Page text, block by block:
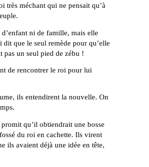
très méchant qui ne pensait qu’à
ni de famille, mais elle
que le seul remède pour qu’elle
pas un seul pied de zébu !
de rencontrer le roi pour lui
ils entendirent la nouvelle. On
qu’il obtiendrait une bosse
du roi en cachette. Ils virent
ils avaient déjà une idée en tête,